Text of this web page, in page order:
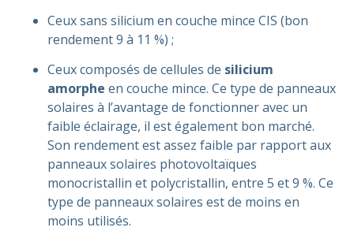
Ceux sans silicium en couche mince CIS (bon
rendement 9 à 11 %) ;
Ceux composés de cellules de silicium
amorphe en couche mince. Ce type de panneaux
solaires à l’avantage de fonctionner avec un
faible éclairage, il est également bon marché.
Son rendement est assez faible par rapport aux
panneaux solaires photovoltaïques
monocristallin et polycristallin, entre 5 et 9 %. Ce
type de panneaux solaires est de moins en
moins utilisés.